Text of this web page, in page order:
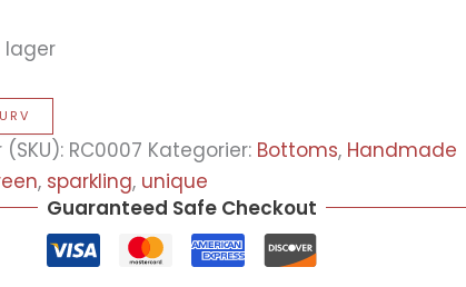
lager
RC0007 Kategorier: Bottoms, Handmade
, sparkling, unique
Guaranteed Safe Checkout